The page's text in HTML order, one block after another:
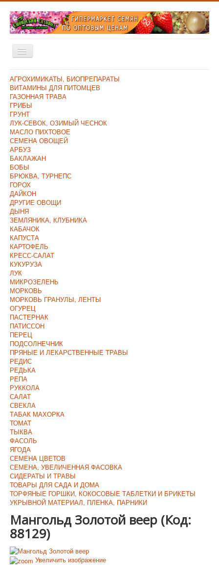
Включить/
выключить
Главная
Каталог
Оплата и Доставка
Контакты
О компании
Прайс/Поступления
Скидки
АГРОХИМИКАТЫ, БИОПРЕПАРАТЫ
ВИТАМИНЫ ДЛЯ ПИТОМЦЕВ
ГАЗОННАЯ ТРАВА
ГРИБЫ
ГРУНТ
ЛУК-СЕВОК, ОЗИМЫЙ ЧЕСНОК
МАСЛО ПИХТОВОЕ
СЕМЕНА ОВОЩЕЙ
АРБУЗ
БАКЛАЖАН
БОБЫ
БРЮКВА, ТУРНЕПС
ГОРОХ
ДАЙКОН
ДРУГИЕ ОВОЩИ
ДЫНЯ
ЗЕМЛЯНИКА, КЛУБНИКА
КАБАЧОК
КАПУСТА
КАРТОФЕЛЬ
КРЕСС-САЛАТ
КУКУРУЗА
ЛУК
МИКРОЗЕЛЕНЬ
МОРКОВЬ
МОРКОВЬ ГРАНУЛЫ, ЛЕНТЫ
ОГУРЕЦ
ПАСТЕРНАК
ПАТИССОН
ПЕРЕЦ
ПОДСОЛНЕЧНИК
ПРЯНЫЕ И ЛЕКАРСТВЕННЫЕ ТРАВЫ
РЕДИС
РЕДЬКА
РЕПА
РУККОЛА
САЛАТ
СВЕКЛА
ТАБАК МАХОРКА
ТОМАТ
ТЫКВА
ФАСОЛЬ
ЯГОДА
СЕМЕНА ЦВЕТОВ
СЕМЕНА, УВЕЛИЧЕННАЯ ФАСОВКА
СИДЕРАТЫ И ТРАВЫ
ТОВАРЫ ДЛЯ САДА И ДОМА
ТОРФЯНЫЕ ГОРШКИ, КОКОСОВЫЕ ТАБЛЕТКИ И БРИКЕТЫ
УКРЫВНОЙ МАТЕРИАЛ, ПЛЕНКА, ПАРНИКИ
Мангольд Золотой веер (Код:
88129)
Увеличить изображение